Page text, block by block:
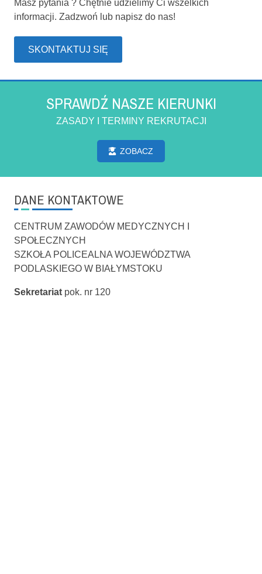
Masz pytania ? Chętnie udzielimy Ci wszelkich
informacji. Zadzwoń lub napisz do nas!
SKONTAKTUJ SIĘ
SPRAWDŹ NASZE KIERUNKI
ZASADY I TERMINY REKRUTACJI
ZOBACZ
DANE KONTAKTOWE
CENTRUM ZAWODÓW MEDYCZNYCH I
SPOŁECZNYCH
SZKOŁA POLICEALNA WOJEWÓDZTWA
PODLASKIEGO W BIAŁYMSTOKU
Sekretariat pok. nr 120